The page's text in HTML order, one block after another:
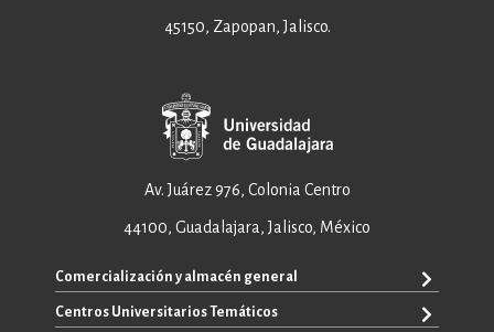
45150, Zapopan, Jalisco.
Av. Juárez 976, Colonia Centro
44100, Guadalajara, Jalisco, México
Comercialización y almacén general
+52 33 3640 6326
Centros Universitarios Temáticos